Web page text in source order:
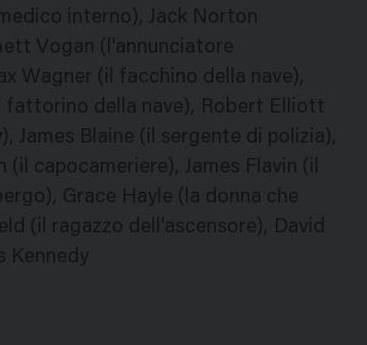
interno), Jack Norton
Vogan (l'annunciatore
Wagner (il facchino della nave),
fattorino della nave), Robert Elliott
James Blaine (il sergente di polizia),
(il capocameriere), James Flavin (il
Grace Hayle (la donna che
(il ragazzo dell'ascensore), David
Kennedy